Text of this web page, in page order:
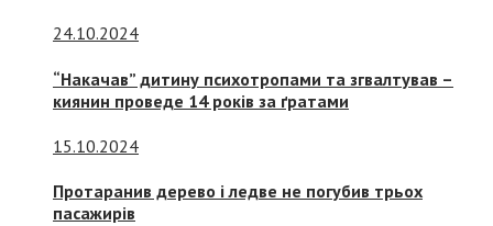
24.10.2024
“Накачав” дитину психотропами та згвалтував –
киянин проведе 14 років за ґратами
15.10.2024
Протаранив дерево і ледве не погубив трьох
пасажирів